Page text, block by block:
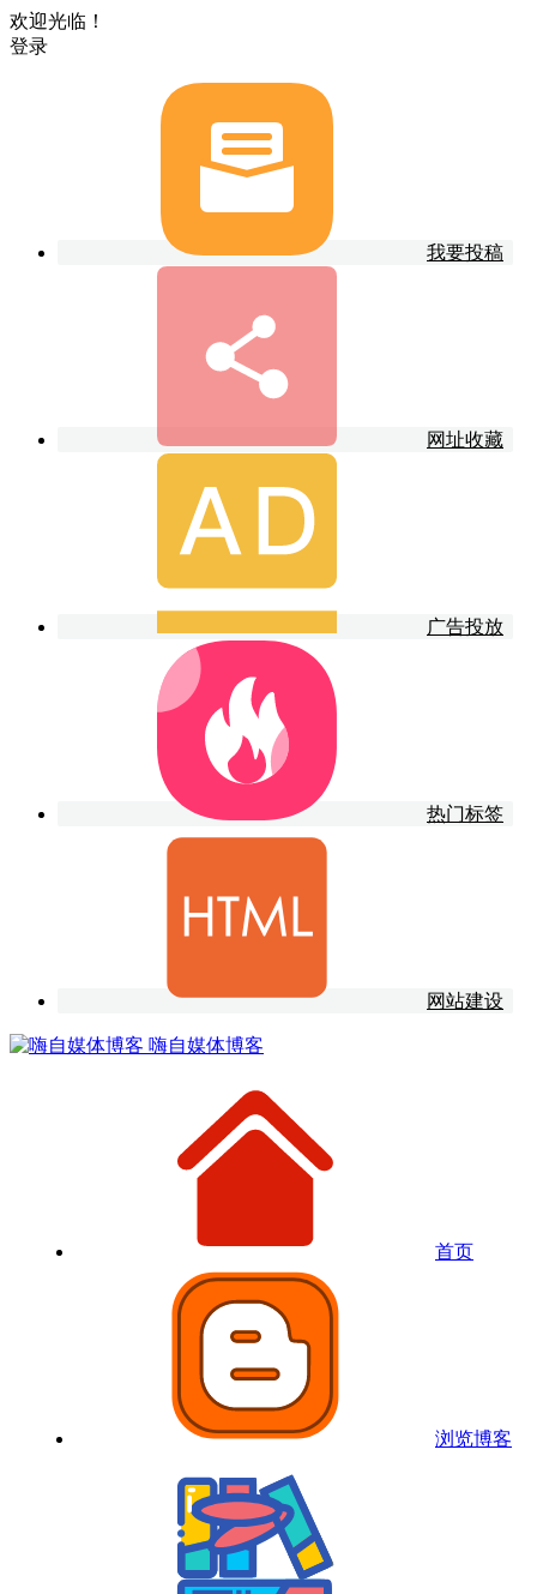
欢迎光临！
登录
我要投稿
网址收藏
广告投放
热门标签
网站建设
嗨自媒体博客
首页
浏览博客